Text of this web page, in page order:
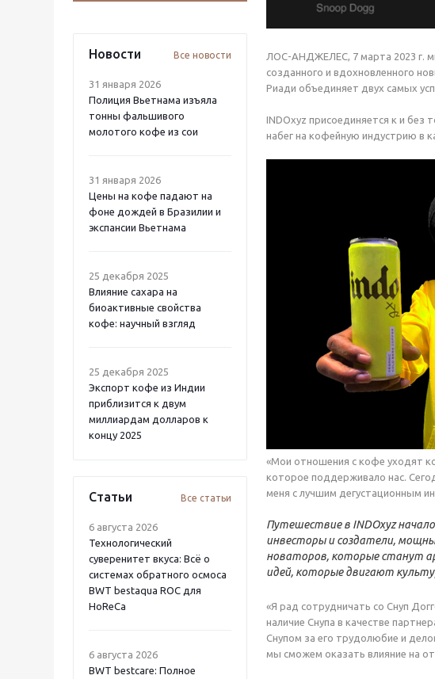
Новости Все новости
31 января 2026
Полиция Вьетнама изъяла
тонны фальшивого
молотого кофе из сои
31 января 2026
Цены на кофе падают на
фоне дождей в Бразилии и
экспансии Вьетнама
25 декабря 2025
Влияние сахара на
биоактивные свойства
кофе: научный взгляд
25 декабря 2025
Экспорт кофе из Индии
приблизится к двум
миллиардам долларов к
концу 2025
Статьи Все статьи
6 августа 2026
Технологический
суверенитет вкуса: Всё о
системах обратного осмоса
BWT bestaqua ROC для
HoReCa
6 августа 2026
BWT bestcare: Полное
ЛОС-АНДЖЕЛЕС, 7 марта 2023 г.
созданного и вдохновленного
Риади объединяет двух самых
INDOxyz присоединяется к и без
набег на кофейную индустрию в
«Мои отношения с кофе уходят
которое поддерживало нас.
меня с лучшим дегустационным
Путешествие в INDOxyz
инвесторы и создатели,
новаторов, которые станут
идей, которые двигают
«Я рад сотрудничать со Снуп
наличие Снупа в качестве
Снупом за его трудолюбие и
мы сможем оказать влияние на